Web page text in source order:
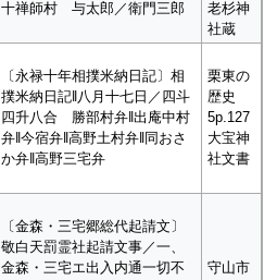
十禅師村 与太郎／衛門三郎
老杉神
社蔵
〔永禄十年相撲米納日記〕相
撲米納日記‖八月十七日／四斗
四升八合 勝部村弁‖出庵中村
弁‖今宿弁‖高野土村弁‖同おさ
か弁‖高野三宅弁
栗東の
歴史
5p.127
大宝神
社文書
〔金森・三宅郷総代起請文〕
敬白天罰霊社起請文事／一、
金森・三宅エ出入内通一切不
守山市